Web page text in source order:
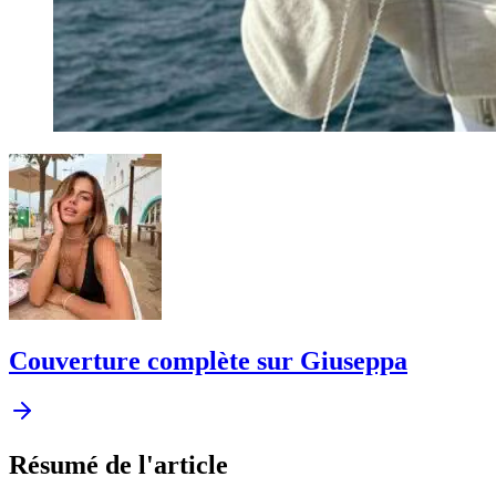
Couverture complète sur Giuseppa
Résumé de l'article